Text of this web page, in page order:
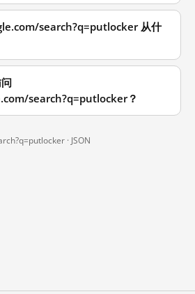
search?q=putlocker 从什
search?q=putlocker？
· JSON